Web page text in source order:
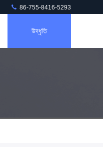
86-755-8416-5293
উদ্ধৃতি